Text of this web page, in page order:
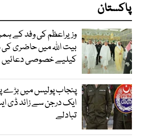
پاکستان
وزیراعظم کی وفد کے
بیت اللہ میں حاضری
کیلیے خصوصی دعائیں
پنجاب پولیس میں بڑے
ایک درجن سے زائد ڈی
تبادلے